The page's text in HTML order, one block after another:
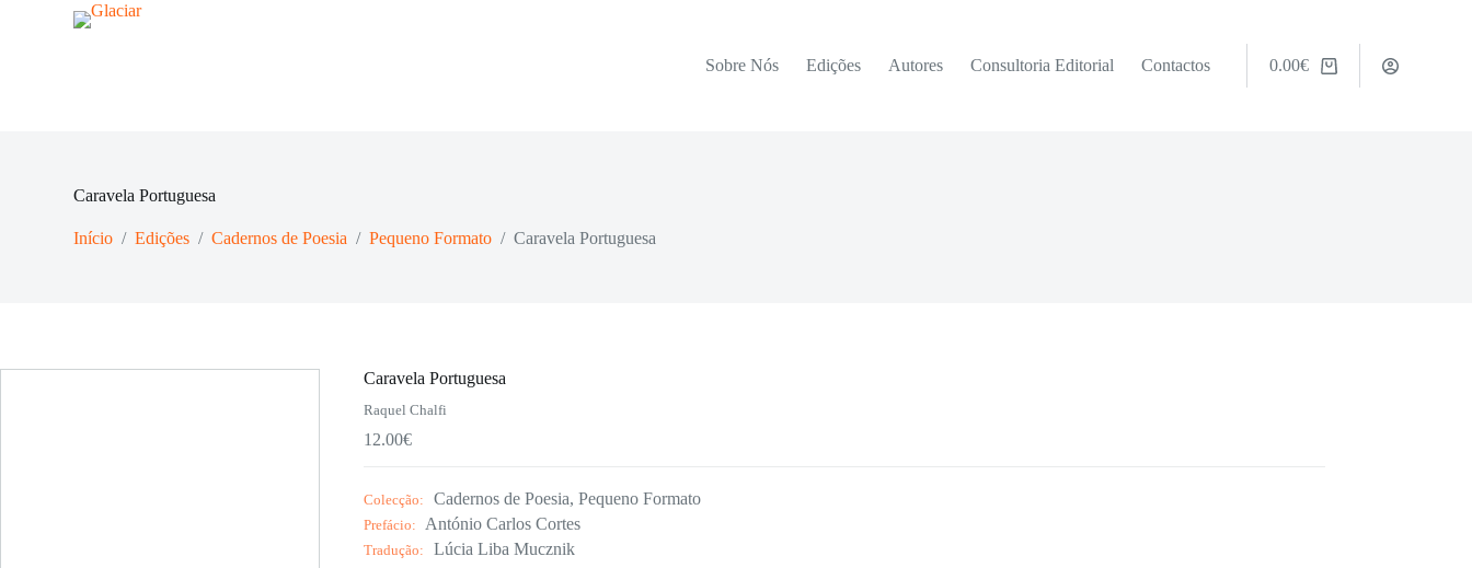
Sobre Nós Edições Autores Consultoria Editorial Contactos
Carrinho
0.00€
Caravela Portuguesa
Início / Edições / Cadernos de Poesia / Pequeno Formato / Caravela Portuguesa
Caravela Portuguesa
Raquel Chalfi
12.00€
Colecção: Cadernos de Poesia,Pequeno Formato
Prefácio: António Carlos Cortes
Tradução: Lúcia Liba Mucznik